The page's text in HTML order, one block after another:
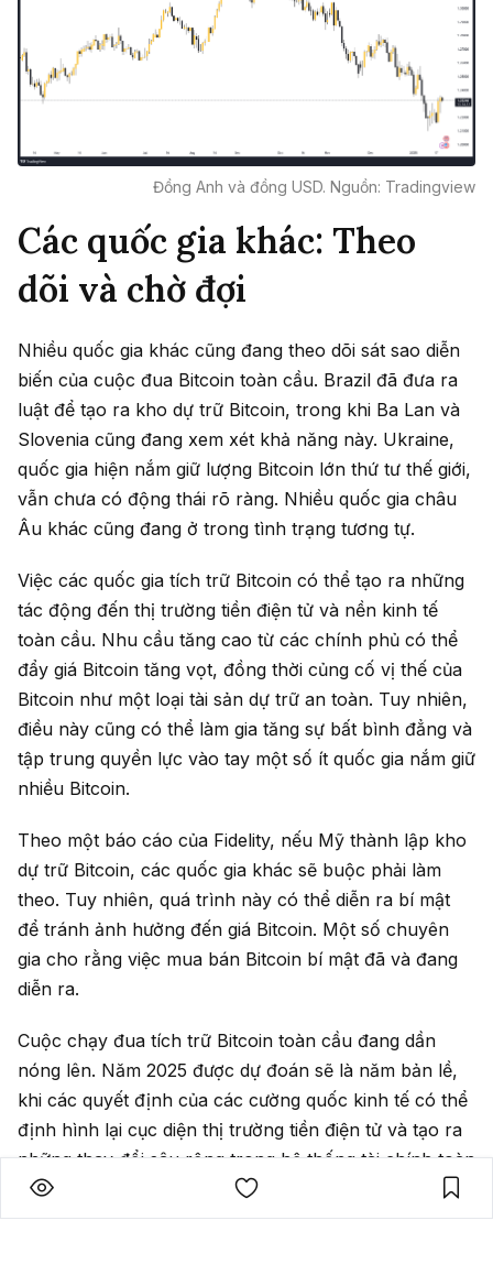
Đồng Anh và đồng USD. Nguồn: Tradingview
Các quốc gia khác: Theo
dõi và chờ đợi
Nhiều quốc gia khác cũng đang theo dõi sát sao diễn
biến của cuộc đua Bitcoin toàn cầu. Brazil đã đưa ra
luật để tạo ra kho dự trữ Bitcoin, trong khi Ba Lan và
Slovenia cũng đang xem xét khả năng này. Ukraine,
quốc gia hiện nắm giữ lượng Bitcoin lớn thứ tư thế giới,
vẫn chưa có động thái rõ ràng. Nhiều quốc gia châu
Âu khác cũng đang ở trong tình trạng tương tự.
Việc các quốc gia tích trữ Bitcoin có thể tạo ra những
tác động đến thị trường tiền điện tử và nền kinh tế
toàn cầu. Nhu cầu tăng cao từ các chính phủ có thể
đẩy giá Bitcoin tăng vọt, đồng thời củng cố vị thế của
Bitcoin như một loại tài sản dự trữ an toàn. Tuy nhiên,
điều này cũng có thể làm gia tăng sự bất bình đẳng và
tập trung quyền lực vào tay một số ít quốc gia nắm giữ
nhiều Bitcoin.
Theo một báo cáo của Fidelity, nếu Mỹ thành lập kho
dự trữ Bitcoin, các quốc gia khác sẽ buộc phải làm
theo. Tuy nhiên, quá trình này có thể diễn ra bí mật
để tránh ảnh hưởng đến giá Bitcoin. Một số chuyên
gia cho rằng việc mua bán Bitcoin bí mật đã và đang
diễn ra.
Cuộc chạy đua tích trữ Bitcoin toàn cầu đang dần
nóng lên. Năm 2025 được dự đoán sẽ là năm bản lề,
khi các quyết định của các cường quốc kinh tế có thể
định hình lại cục diện thị trường tiền điện tử và tạo ra
những thay đổi sâu rộng trong hệ thống tài chính toàn
cầu.